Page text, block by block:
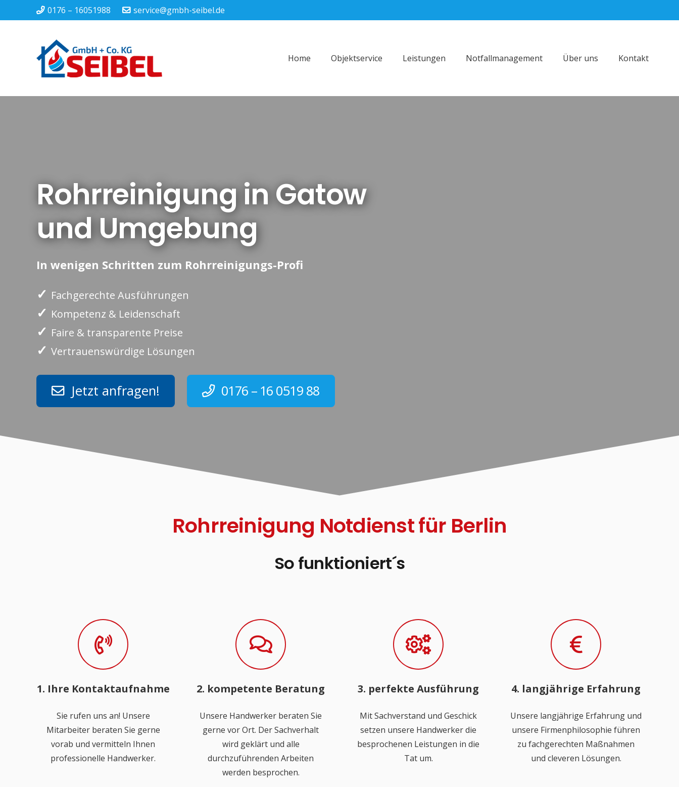
0176 – 16051988 service@gmbh-seibel.de
Home Objektservice Leistungen Notfallmanagement Über uns Kontakt
Rohrreinigung in Gatow
und Umgebung
In wenigen Schritten zum Rohrreinigungs-Profi
✓ Fachgerechte Ausführungen
✓ Kompetenz & Leidenschaft
✓ Faire & transparente Preise
✓ Vertrauenswürdige Lösungen
Jetzt anfragen! 0176 – 16 0519 88
Rohrreinigung Notdienst für Berlin
So funktioniert´s
1. Ihre Kontaktaufnahme
Sie rufen uns an! Unsere
Mitarbeiter beraten Sie gerne
vorab und vermitteln Ihnen
professionelle Handwerker.
2. kompetente Beratung
Unsere Handwerker beraten Sie
gerne vor Ort. Der Sachverhalt
wird geklärt und alle
durchzuführenden Arbeiten
werden besprochen.
3. perfekte Ausführung
Mit Sachverstand und Geschick
setzen unsere Handwerker die
besprochenen Leistungen in die
Tat um.
4. langjährige Erfahrung
Unsere langjährige Erfahrung und
unsere Firmenphilosophie führen
zu fachgerechten Maßnahmen
und cleveren Lösungen.